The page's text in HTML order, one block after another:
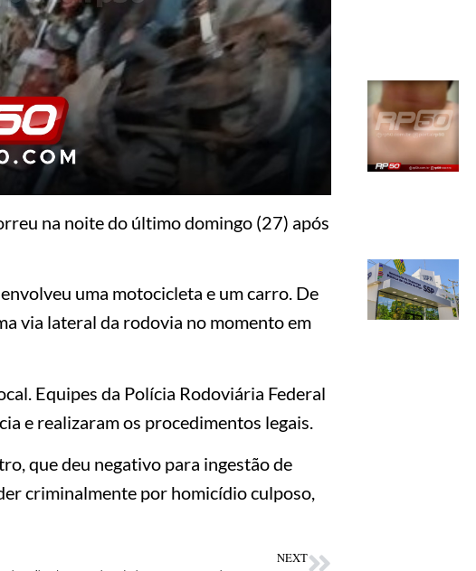
na noite do último domingo (27) após
uma motocicleta e um carro. De
via lateral da rodovia no momento em
Equipes da Polícia Rodoviária Federal
e realizaram os procedimentos legais.
que deu negativo para ingestão de
criminalmente por homicídio culposo,
NEXT